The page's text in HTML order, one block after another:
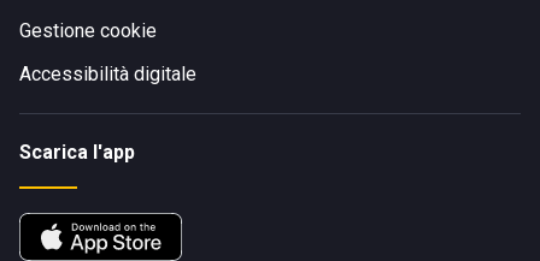
Gestione cookie
Accessibilità digitale
Scarica l'app